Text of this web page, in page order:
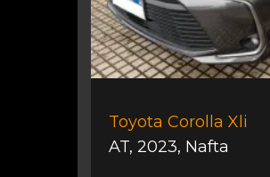
Toyota Corolla Xli
AT, 2023, Nafta